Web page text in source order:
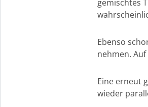
gemischtes
Ebenso
nehmen.
Eine erneut
wieder